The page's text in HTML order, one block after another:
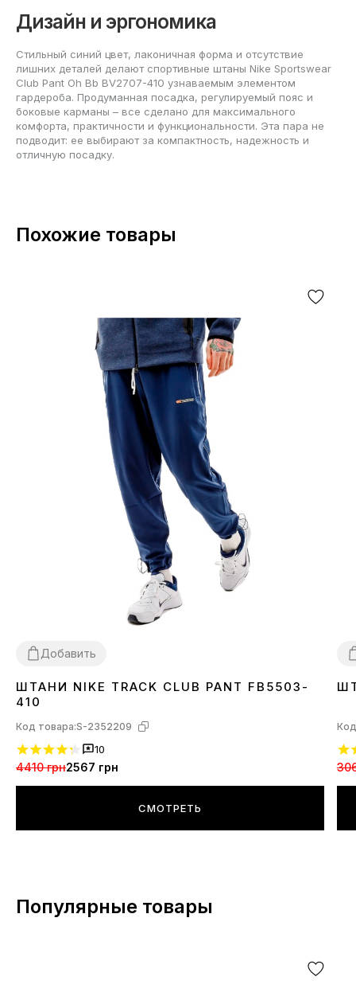
Дизайн и эргономика
Стильный синий цвет, лаконичная форма и отсутствие
лишних деталей делают спортивные штаны Nike Sportswear
Club Pant Oh Bb BV2707-410 узнаваемым элементом
гардероба. Продуманная посадка, регулируемый пояс и
боковые карманы – все сделано для максимального
комфорта, практичности и функциональности. Эта пара не
подводит: ее выбирают за компактность, надежность и
отличную посадку.
Похожие товары
Добавить
L XL
ШТАНИ NIKE TRACK CLUB PANT FB5503-
410
Код товара:S-2352209
10
4410 грн2567 грн
СМОТРЕТЬ
Популярные товары